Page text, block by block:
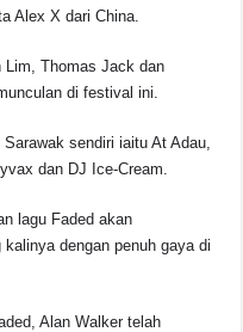
Alex X dari China.
Lim, Thomas Jack dan
di festival ini.
sendiri iaitu At Adau,
dan DJ Ice-Cream.
lagu Faded akan
dengan penuh gaya di
Alan Walker telah